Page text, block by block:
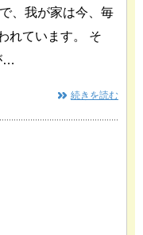
、我が家は今、毎
れています。 そ
…
続きを読む